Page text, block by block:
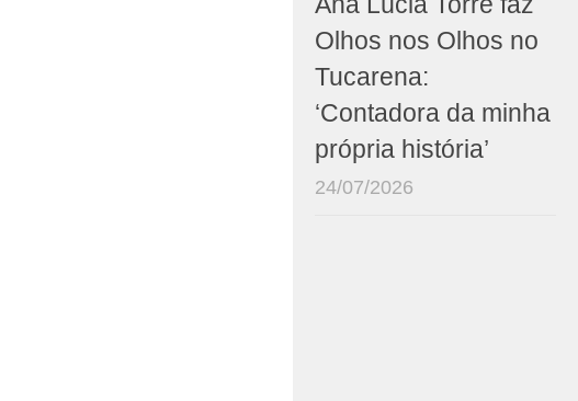
Olhos nos Olhos no
Tucarena:
‘Contadora da minha
própria história’
24/07/2026